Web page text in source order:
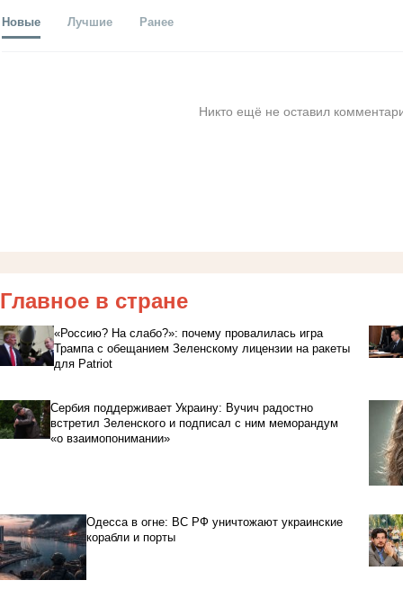
Новые Лучшие Ранее
Никто ещё не оставил
Главное в стране
«Россию? На слабо?»: почему провалилась игра
Трампа с обещанием Зеленскому лицензии на ракеты
для Patriot
Сербия поддерживает Украину: Вучич радостно
встретил Зеленского и подписал с ним меморандум
«о взаимопонимании»
Одесса в огне: ВС РФ уничтожают украинские
корабли и порты